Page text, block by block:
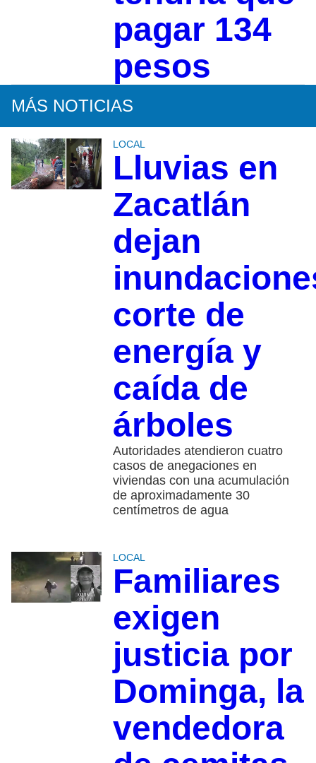
pagar 134
pesos
MÁS NOTICIAS
LOCAL
Lluvias en
Zacatlán
dejan
corte de
energía y
caída de
árboles
Autoridades atendieron cuatro
casos de anegaciones en
viviendas con una acumulación
de aproximadamente 30
centímetros de agua
LOCAL
Familiares
exigen
justicia por
Dominga, la
vendedora